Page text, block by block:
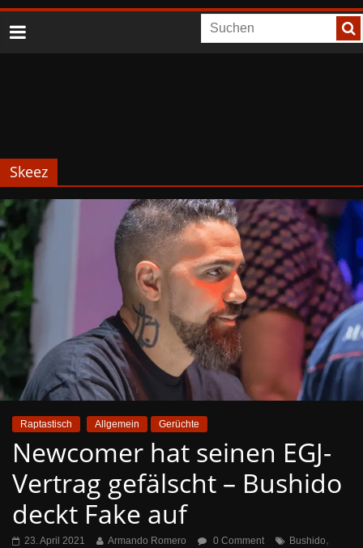
Skeez
Raptastisch Allgemein Gerüchte
Newcomer hat seinen EGJ-
Vertrag gefälscht – Bushido
deckt Fake auf
23. April 2021 Armando Romero 0 Comment Bushido,